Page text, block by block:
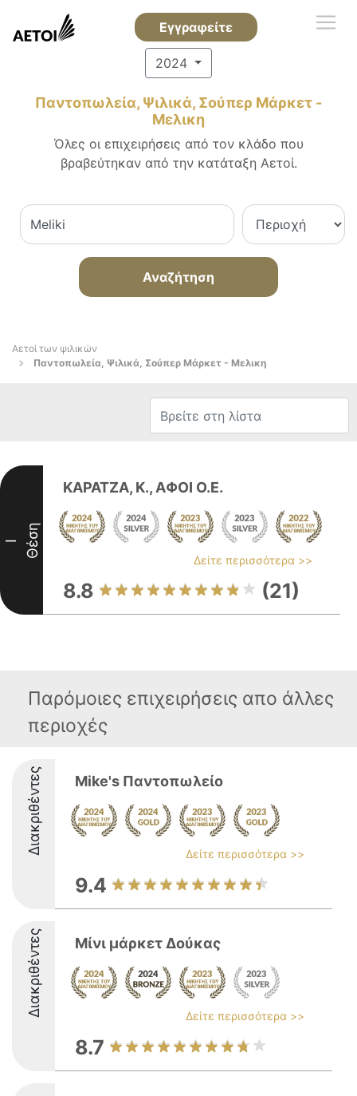
Εγγραφείτε
2024
Παντοπωλεία, Ψιλικά, Σούπερ Μάρκετ -
Μελικη
Όλες οι επιχειρήσεις από τον κλάδο που
βραβεύτηκαν από την κατάταξη Αετοί.
Αναζήτηση
Αετοί των ψιλικών
Παντοπωλεία, Ψιλικά, Σούπερ Μάρκετ - Μελικη
I Θέση
ΚΑΡΑΤΖΑ, Κ., ΑΦΟΙ Ο.Ε.
Δείτε περισσότερα >>
8.8 (21)
Παρόμοιες επιχειρήσεις απο άλλες
περιοχές
Διακριθέντες Mike's Παντοπωλείο
Δείτε περισσότερα >>
9.4
Διακριθέντες Μίνι μάρκετ Δούκας
Δείτε περισσότερα >>
8.7